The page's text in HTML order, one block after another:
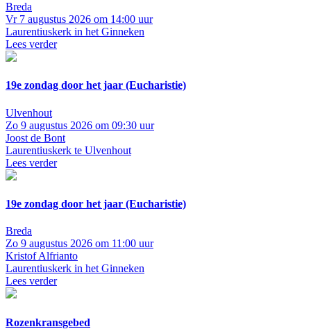
Breda
Vr 7 augustus 2026 om 14:00 uur
Laurentiuskerk in het Ginneken
Lees verder
19e zondag door het jaar (Eucharistie)
Ulvenhout
Zo 9 augustus 2026 om 09:30 uur
Joost de Bont
Laurentiuskerk te Ulvenhout
Lees verder
19e zondag door het jaar (Eucharistie)
Breda
Zo 9 augustus 2026 om 11:00 uur
Kristof Alfrianto
Laurentiuskerk in het Ginneken
Lees verder
Rozenkransgebed